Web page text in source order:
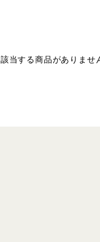
該当する商品がありませ